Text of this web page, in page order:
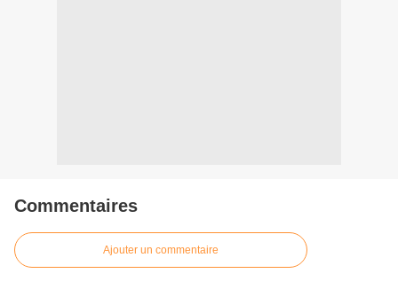
Commentaires
Ajouter un commentaire